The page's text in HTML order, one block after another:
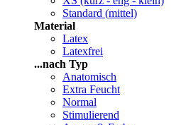
Standard (mittel)
Material
Latex
Latexfrei
...nach Typ
Anatomisch
Extra Feucht
Normal
Stimulierend